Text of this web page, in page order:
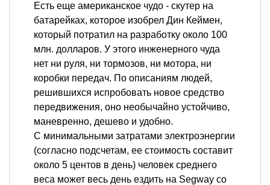
Есть еще американское чудо - скутер на
батарейках, которое изобрел Дин Кеймен,
который потратил на разработку около 100
млн. долларов. У этого инженерного чуда
нет ни руля, ни тормозов, ни мотора, ни
коробки передач. По описаниям людей,
решившихся испробовать новое средство
передвижения, оно необычайно устойчиво,
маневренно, дешево и удобно.
С минимальными затратами электроэнергии
(согласно подсчетам, ее стоимость составит
около 5 центов в день) человек среднего
веса может весь день ездить на Segway со